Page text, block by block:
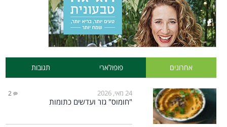
אחרונים פופולארי תגובות
24 מאי, 2026 2
"חומוס" גזר ועדשים כתומות